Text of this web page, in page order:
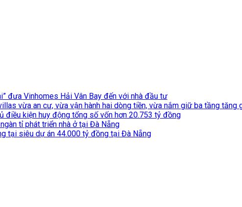
đưa Vinhomes Hải Vân Bay đến với nhà đầu tư
vừa an cư, vừa vận hành hai dòng tiền, vừa nắm giữ ba tầng tăng
điều kiện huy động tổng số vốn hơn 20.753 tỷ đồng
tỉ phát triển nhà ở tại Đà Nẵng
tại siêu dự án 44.000 tỷ đồng tại Đà Nẵng